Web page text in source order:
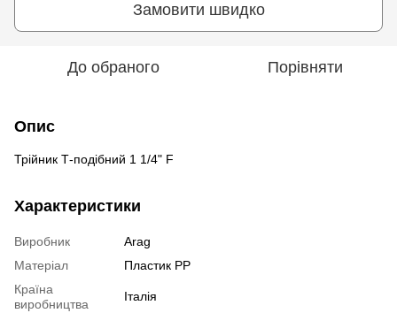
Замовити швидко
До обраного Порівняти
Опис
Трійник Т-подібний 1 1/4" F
Характеристики
Виробник
Arag
Матеріал
Пластик РР
Країна
виробництва
Італія